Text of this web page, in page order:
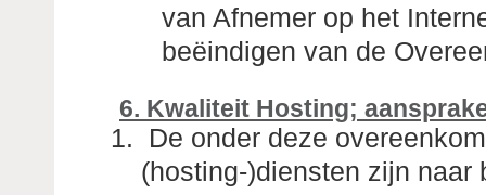
van Afnemer op het
beëindigen van de
6. Kwaliteit Hosting;
De onder deze
(hosting-)diensten zijn naar